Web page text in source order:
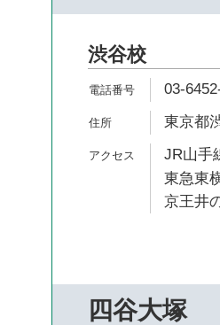
渋谷校
03-
東京都
JR山手
東急東
京王井
四谷大塚